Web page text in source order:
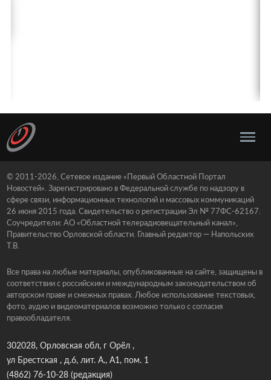
© 2011-2026, Сетевое издание «Первый Областной Портал
Новостей». Зарегистрировано в Федеральной службе по надзору в
сфере связи, информационных технологий и массовых коммуникаций
26 июня 2015 года. Свидетельство о регистрации Эл № 77ФС-62167.
Соучредители: АО «Областной телерадиовещательный канал»,
Правительство Орловской области. Главный редактор — Напольских
Т.В.
Все права на любые материалы, опубликованные на сайте, защищены в
соответствии с российским и международным законодательством об
авторском праве и смежных правах. Любое использование текстовых,
фото, аудио и видеоматериалов возможно только с согласия
правообладателя.
302028, Орловская обл, г Орёл ,
ул Брестская , д.6, лит. А., А1, пом. 1
(4862) 76-10-28(редакция)